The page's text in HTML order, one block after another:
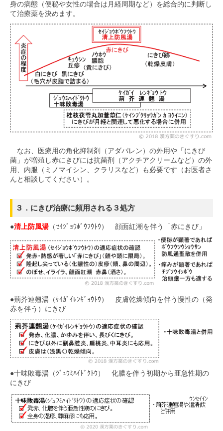
身の病態（便秘や女性の場合は月経周期など）を総合的に判断し
て治療薬を決めます。
なお、医療用の角化抑制剤（アダパレン）の外用や「にきび
菌」が増殖し赤にきびには抗菌剤（アクチアクリームなど）の外
用、内服（ミノマイシン、クラリスなど）も必要です（お医者さ
んと相談してください）。
３．にきび治療に頻用される３処方
●清上防風湯（ｾｲｼﾞｮｳﾎﾞｳﾌｳﾄｳ） 顔面紅潮を伴う「赤にきび」
●荊芥連翹湯（ｹｲｶﾞｲﾚﾝｷﾞｮｳﾄｳ） 皮膚乾燥傾向を伴う慢性の（発
赤を伴う）にきび
●十味敗毒湯（ｼﾞｭｳﾐﾊｲﾄﾞｸﾄｳ） 化膿を伴う初期から亜急性期の
にきび